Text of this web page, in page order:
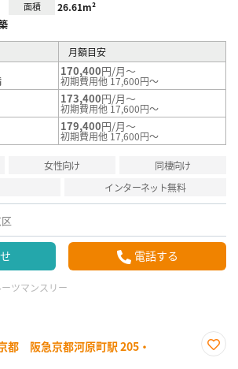
面積 26.61m²
月額目安
170,400円/月～
初期費用他 17,600円～
173,400円/月～
初期費用他 17,600円～
179,400円/月～
初期費用他 17,600円～
女性向け
同棲向け
インターネット無料
電話する
ツマンスリー
都 阪急京都河原町駅 205・